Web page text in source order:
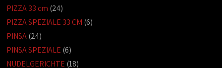
PIZZA 33 cm (24)
PIZZA SPEZIALE 33 CM (6)
PINSA(24)
PINSA SPEZIALE (6)
NUDELGERICHTE (18)